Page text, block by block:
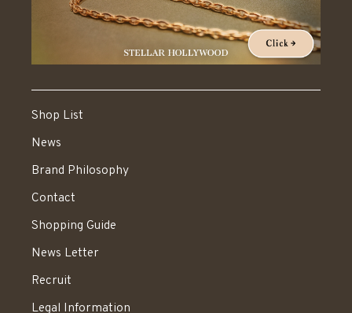
Shop List
News
Brand Philosophy
Contact
Shopping Guide
News Letter
Recruit
Legal Information